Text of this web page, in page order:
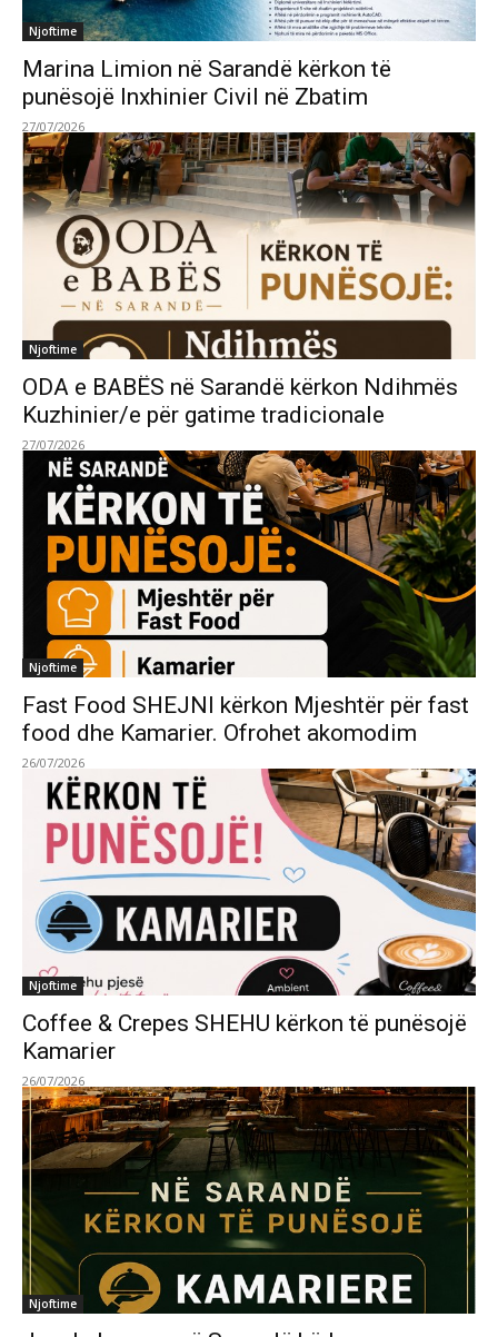
Njoftime
Marina Limion në Sarandë kërkon të
punësojë Inxhinier Civil në Zbatim
27/07/2026
Njoftime
ODA e BABËS në Sarandë kërkon Ndihmës
Kuzhinier/e për gatime tradicionale
27/07/2026
Njoftime
Fast Food SHEJNI kërkon Mjeshtër për fast
food dhe Kamarier. Ofrohet akomodim
26/07/2026
Njoftime
Coffee & Crepes SHEHU kërkon të punësojë
Kamarier
26/07/2026
Njoftime